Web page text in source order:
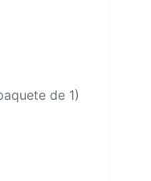
de 1)